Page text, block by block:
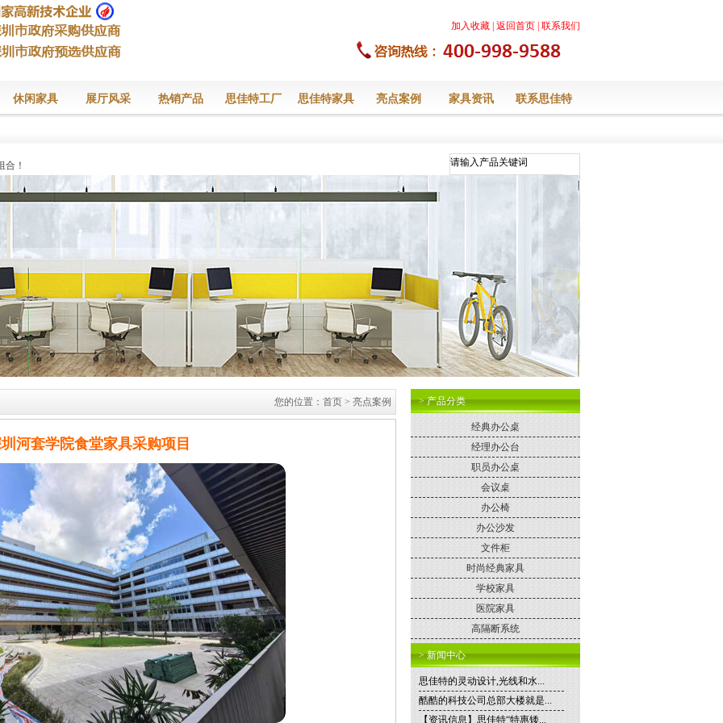
加入收藏 返回首页 联系我们
休闲家具 展厅风采 热销产品 思佳特工厂 思佳特家具 亮点案例 家具资讯 联系思佳特
合！
合！
您的位置： 首页 > 亮点案例
河套学院食堂家具采购项目
> 产品分类
经典办公桌
经理办公台
职员办公桌
会议桌
办公椅
办公沙发
文件柜
时尚经典家具
学校家具
医院家具
高隔断系统
> 新闻中心
思佳特的灵动设计,光线和水...
酷酷的科技公司总部大楼就是...
【资讯信息】思佳特“特惠矮...